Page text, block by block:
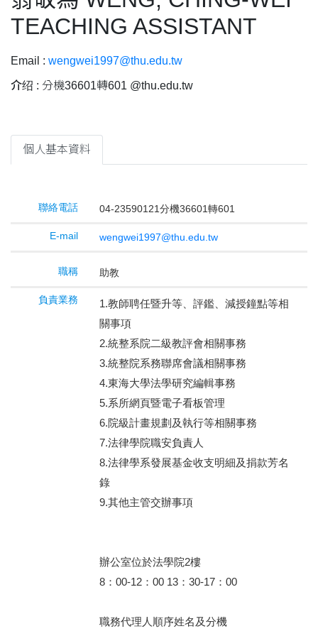
TEACHING ASSISTANT
Email : wengwei1997@thu.edu.tw
介绍 : 分機36601轉601 @thu.edu.tw
個人基本資料
聯絡電話 04-23590121分機36601轉601
E-mail wengwei1997@thu.edu.tw
職稱 助教
負責業務
1.教師聘任暨升等、評鑑、減授鐘點等相
關事項
2.統整系院二級教評會相關事務
3.統整院系務聯席會議相關事務
4.東海大學法學研究編輯事務
5.系所網頁暨電子看板管理
6.院級計畫規劃及執行等相關事務
7.法律學院職安負責人
8.法律學系發展基金收支明細及捐款芳名
錄
9.其他主管交辦事項
辦公室位於法學院2樓
8：00-12：00 13：30-17：00
職務代理人順序姓名及分機